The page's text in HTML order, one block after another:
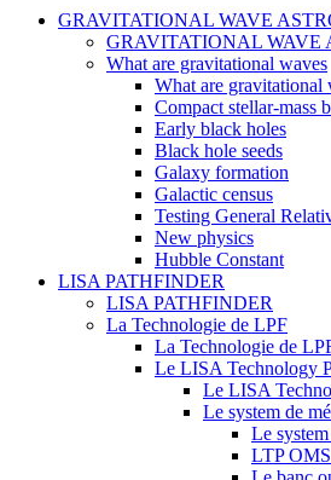
GRAVITATIONAL WAVE
GRAVITATIONAL WAVE
What are gravitational waves
What are gravitational
Compact stellar-mass
Early black holes
Black hole seeds
Galaxy formation
Galactic census
Testing General
New physics
Hubble Constant
LISA PATHFINDER
LISA PATHFINDER
La Technologie de LPF
La Technologie de
Le LISA Technology
Le LISA
Le system de
Le
LTP